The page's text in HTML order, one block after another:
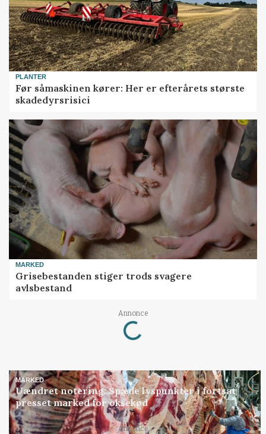
PLANTER
Før såmaskinen kører: Her er efterårets største
skadedyrsrisici
MARKED
Grisebestanden stiger trods svagere
avlsbestand
Annonce
Loading...
MARKED
Uændret notering: Spæde lyspunkter i fortsat
presset marked for oksekød
Annonce